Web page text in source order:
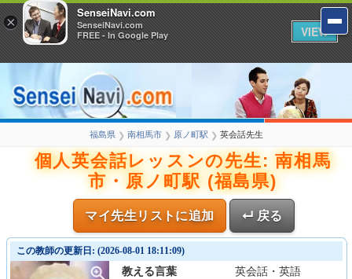
福島県 ❯ 南相馬市 ❯ 原ノ町駅 ❯ 英会話先生
個人英会話レッスンの先生: 南相馬
市・原ノ町駅 (福島県)
マイ先生リストに追加 ↵ 戻る
この教師の更新日: (2026-08-01 18:11:09)
教える言葉
英会話・英語
×
SenseiNavi.com
SenseiNavi.com
FREE - In Google Play
VIEW